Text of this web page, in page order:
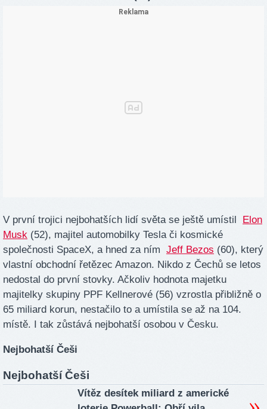
V první trojici nejbohatších lidí světa se ještě umístil
Elon
Musk (52), majitel automobilky Tesla či kosmické
společnosti SpaceX, a hned za ním Jeff Bezos (60), který
vlastní obchodní řetězec Amazon. Nikdo z Čechů se letos
nedostal do první stovky. Ačkoliv hodnota majetku
majitelky skupiny PPF Kellnerové (56) vzrostla přibližně o
65 miliard korun, nestačilo to a umístila se až na 104.
místě. I tak zůstává nejbohatší osobou v Česku.
Nejbohatší Češi
Nejbohatší Češi
Vítěz desítek miliard z americké